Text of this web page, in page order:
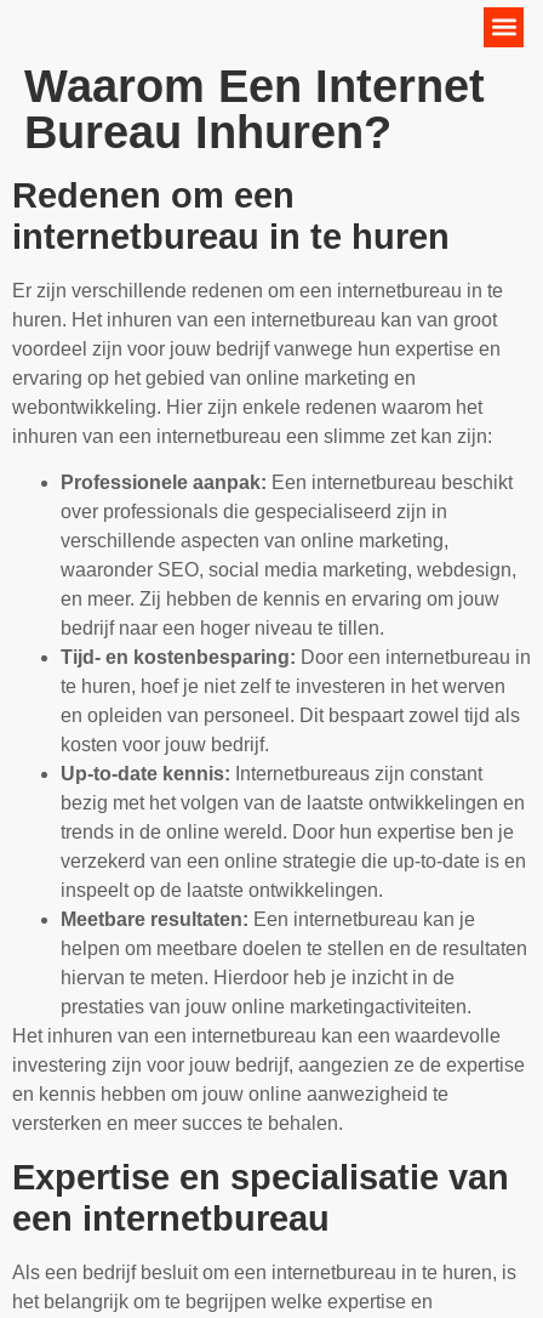
Waarom Een Internet
Bureau Inhuren?
Redenen om een
internetbureau in te huren
Er zijn verschillende redenen om een internetbureau in te
huren. Het inhuren van een internetbureau kan van groot
voordeel zijn voor jouw bedrijf vanwege hun expertise en
ervaring op het gebied van online marketing en
webontwikkeling. Hier zijn enkele redenen waarom het
inhuren van een internetbureau een slimme zet kan zijn:
Professionele aanpak: Een internetbureau beschikt
over professionals die gespecialiseerd zijn in
verschillende aspecten van online marketing,
waaronder SEO, social media marketing, webdesign,
en meer. Zij hebben de kennis en ervaring om jouw
bedrijf naar een hoger niveau te tillen.
Tijd- en kostenbesparing: Door een internetbureau in
te huren, hoef je niet zelf te investeren in het werven
en opleiden van personeel. Dit bespaart zowel tijd als
kosten voor jouw bedrijf.
Up-to-date kennis: Internetbureaus zijn constant
bezig met het volgen van de laatste ontwikkelingen en
trends in de online wereld. Door hun expertise ben je
verzekerd van een online strategie die up-to-date is en
inspeelt op de laatste ontwikkelingen.
Meetbare resultaten: Een internetbureau kan je
helpen om meetbare doelen te stellen en de resultaten
hiervan te meten. Hierdoor heb je inzicht in de
prestaties van jouw online marketingactiviteiten.
Het inhuren van een internetbureau kan een waardevolle
investering zijn voor jouw bedrijf, aangezien ze de expertise
en kennis hebben om jouw online aanwezigheid te
versterken en meer succes te behalen.
Expertise en specialisatie van
een internetbureau
Als een bedrijf besluit om een internetbureau in te huren, is
het belangrijk om te begrijpen welke expertise en